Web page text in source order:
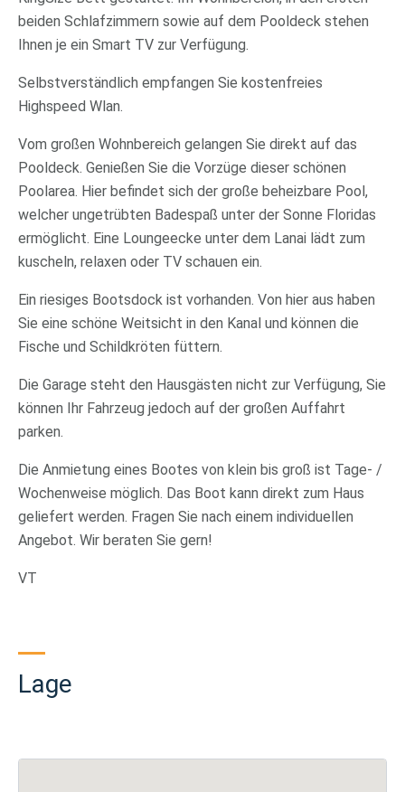
beiden Schlafzimmern sowie auf dem Pooldeck stehen
Ihnen je ein Smart TV zur Verfügung.
Selbstverständlich empfangen Sie kostenfreies
Highspeed Wlan.
Vom großen Wohnbereich gelangen Sie direkt auf das
Pooldeck. Genießen Sie die Vorzüge dieser schönen
Poolarea. Hier befindet sich der große beheizbare Pool,
welcher ungetrübten Badespaß unter der Sonne Floridas
ermöglicht. Eine Loungeecke unter dem Lanai lädt zum
kuscheln, relaxen oder TV schauen ein.
Ein riesiges Bootsdock ist vorhanden. Von hier aus haben
Sie eine schöne Weitsicht in den Kanal und können die
Fische und Schildkröten füttern.
Die Garage steht den Hausgästen nicht zur Verfügung, Sie
können Ihr Fahrzeug jedoch auf der großen Auffahrt
parken.
Die Anmietung eines Bootes von klein bis groß ist Tage- /
Wochenweise möglich. Das Boot kann direkt zum Haus
geliefert werden. Fragen Sie nach einem individuellen
Angebot. Wir beraten Sie gern!
VT
Lage